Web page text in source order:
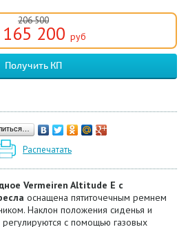
206 500
165 200 руб
Получить КП
Распечатать
Vermeiren Altitude E с
оснащена пятиточечным ремнем
Наклон положения сиденья и
регулируются с помощью газовых